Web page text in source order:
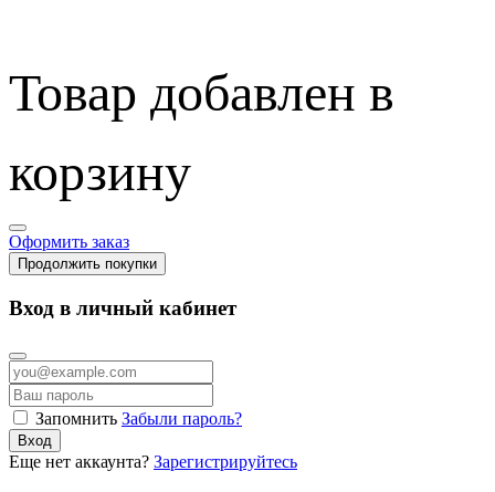
Товар добавлен в
корзину
Оформить заказ
Продолжить покупки
Вход в личный кабинет
Запомнить Забыли пароль?
Вход
Еще нет аккаунта? Зарегистрируйтесь